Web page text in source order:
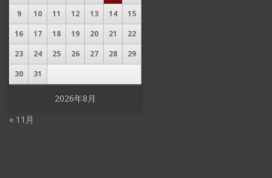
2026年8月
9
10 11 12 13 14
15
16
17 18 19 20 21
22
23
24 25 26 27 28
29
30
31
« 11月